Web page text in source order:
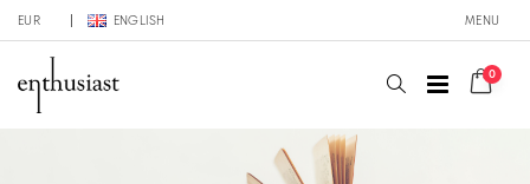
EUR ENGLISH MENU
0